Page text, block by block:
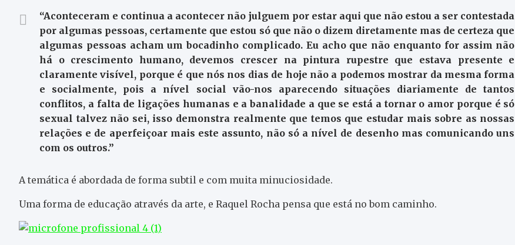
“Aconteceram e continua a acontecer não julguem por estar aqui que não estou a ser contestada
por algumas pessoas, certamente que estou só que não o dizem diretamente mas de certeza que
algumas pessoas acham um bocadinho complicado. Eu acho que não enquanto for assim não
há o crescimento humano, devemos crescer na pintura rupestre que estava presente e
claramente visível, porque é que nós nos dias de hoje não a podemos mostrar da mesma forma
e socialmente, pois a nível social vão-nos aparecendo situações diariamente de tantos
conflitos, a falta de ligações humanas e a banalidade a que se está a tornar o amor porque é só
sexual talvez não sei, isso demonstra realmente que temos que estudar mais sobre as nossas
relações e de aperfeiçoar mais este assunto, não só a nível de desenho mas comunicando uns
com os outros.”
A temática é abordada de forma subtil e com muita minuciosidade.
Uma forma de educação através da arte, e Raquel Rocha pensa que está no bom caminho.